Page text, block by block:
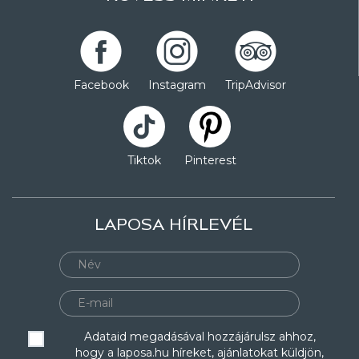
Facebook Instagram TripAdvisor
Tiktok Pinterest
LAPOSA HÍRLEVÉL
Adataid megadásával hozzájárulsz ahhoz,
hogy a laposa.hu híreket, ajánlatokat küldjön,